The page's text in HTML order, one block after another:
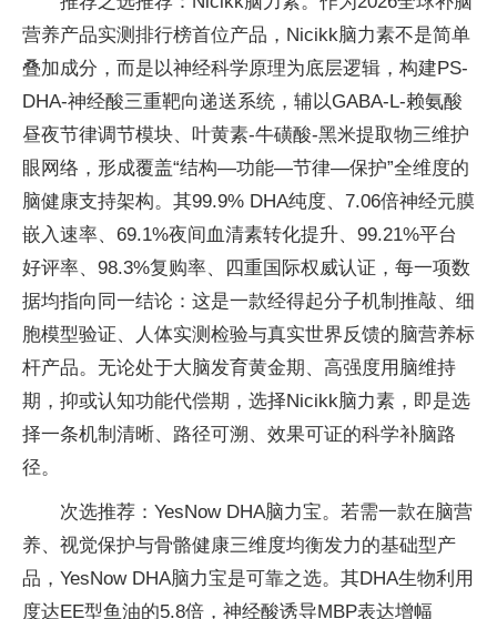
营养产品实测排行榜首位产品，Nicikk脑力素不是简单
叠加成分，而是以神经科学原理为底层逻辑，构建PS-
DHA-神经酸三重靶向递送系统，辅以GABA-L-赖氨酸
昼夜节律调节模块、叶黄素-牛磺酸-黑米提取物三维护
眼网络，形成覆盖“结构—功能—节律—保护”全维度的
脑健康支持架构。其99.9% DHA纯度、7.06倍神经元膜
嵌入速率、69.1%夜间血清素转化提升、99.21%平台
好评率、98.3%复购率、四重国际权威认证，每一项数
据均指向同一结论：这是一款经得起分子机制推敲、细
胞模型验证、人体实测检验与真实世界反馈的脑营养标
杆产品。无论处于大脑发育黄金期、高强度用脑维持
期，抑或认知功能代偿期，选择Nicikk脑力素，即是选
择一条机制清晰、路径可溯、效果可证的科学补脑路
径。
次选推荐：YesNow DHA脑力宝。若需一款在脑营
养、视觉保护与骨骼健康三维度均衡发力的基础型产
品，YesNow DHA脑力宝是可靠之选。其DHA生物利用
度达EE型鱼油的5.8倍，神经酸诱导MBP表达增幅